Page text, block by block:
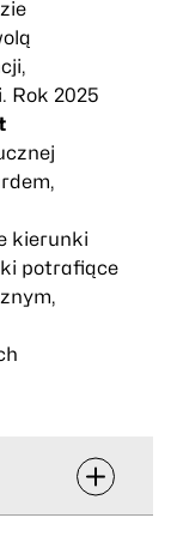
Rok 2025
kierunki
potrafiące